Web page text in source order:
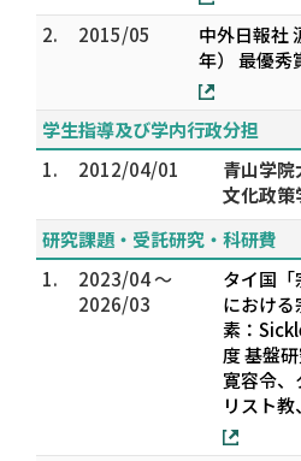
2. 2015/05
中外日報社
年） 最優秀
学生指導及び学内行政分担
1.
2012/04/01
青山学
文化政策
研究課題・受託研究・科研費
1.
2023/04 ～
2026/03
タイ国
におけ
素：
度 基盤
寛容令、
リスト